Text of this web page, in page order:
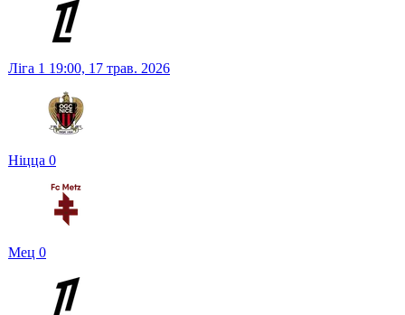
Ліга 1 19:00, 17 трав. 2026
Ніцца 0
Мец 0